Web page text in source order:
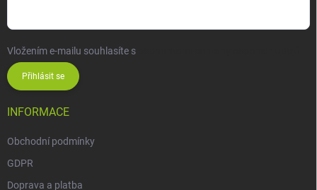
Vložením e-mailu souhlasíte s
Přihlásit se
INFORMACE
Obchodní podmínky
GDPR
Doprava a platba